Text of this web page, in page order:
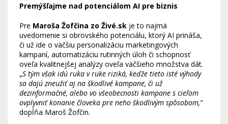
Premýšľajme nad potenciálom AI pre biznis
Pre Maroša Žofčina zo Živé.sk je to najmä
uvedomenie si obrovského potenciálu, ktorý AI prináša,
či už ide o väčšiu personalizáciu marketingových
kampaní, automatizáciu rutinných úloh či schopnosť
oveľa kvalitnejšej analýzy oveľa väčšieho množstva dát.
„S tým však idú ruka v ruke riziká, keďže tieto isté výhody
sa dajú zneužiť aj na škodlivé kampane, či už
dezinformačné, alebo vo všeobecnosti kampane s cieľom
ovplyvniť konanie človeka pre neho škodlivým spôsobom,"
dopĺňa Maroš Žofčin.